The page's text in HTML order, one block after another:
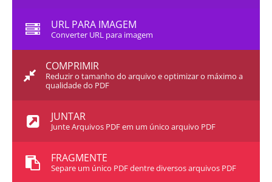
URL PARA IMAGEM
Converter URL para imagem
COMPRIMIR
Reduzir o tamanho do arquivo e optimizar o máximo a
qualidade do PDF
JUNTAR
Junte Arquivos PDF em um único arquivo PDF
FRAGMENTE
Separe um único PDF dentre diversos arquivos PDF